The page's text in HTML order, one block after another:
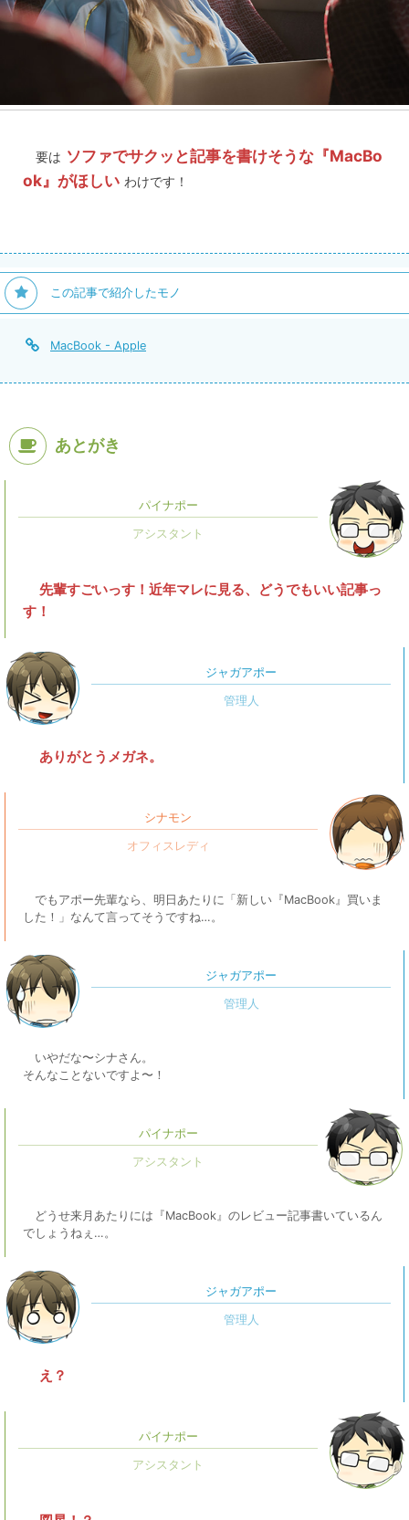
要は ソファでサクッと記事を書けそうな『MacBo
ok』がほしい わけです！
この記事で紹介したモノ
MacBook - Apple
あとがき
パイナポー
先輩すごいっす！近年マレに見る、どうでもいい記事っ
す！
ジャガアポー
ありがとうメガネ。
シナモン
でもアポー先輩なら、明日あたりに「新しい『MacBook』買いま
した！」なんて言ってそうですね…。
ジャガアポー
いやだな〜シナさん。
そんなことないですよ〜！
パイナポー
どうせ来月あたりには『MacBook』のレビュー記事書いているん
でしょうねぇ…。
ジャガアポー
え？
パイナポー